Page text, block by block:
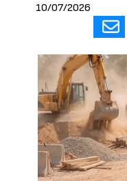
10/07/2026